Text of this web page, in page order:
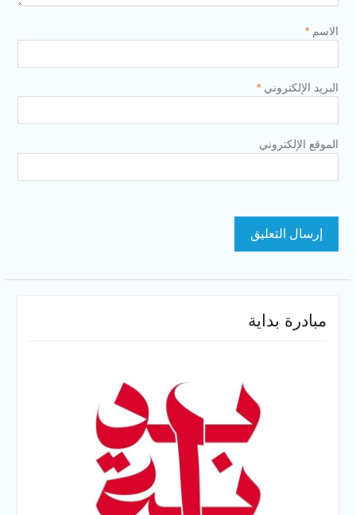
الاسم *
البريد الإلكتروني *
الموقع الإلكتروني
مبادرة بداية